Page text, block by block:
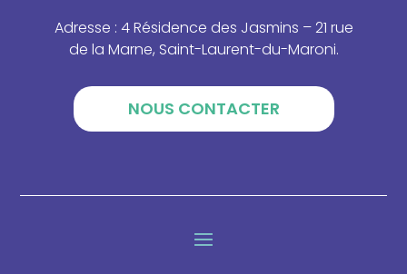
Adresse : 4 Résidence des Jasmins – 21 rue
de la Marne, Saint-Laurent-du-Maroni.
NOUS CONTACTER